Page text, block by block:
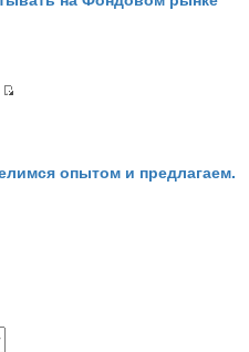
опытом и предлагаем.